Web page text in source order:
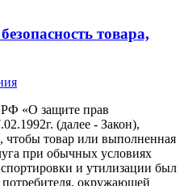
товара,
РФ «О защите прав
(далее - Закон),
чтобы товар или выполненная
при обычных условиях
и утилизации был
потребителя, окружающей